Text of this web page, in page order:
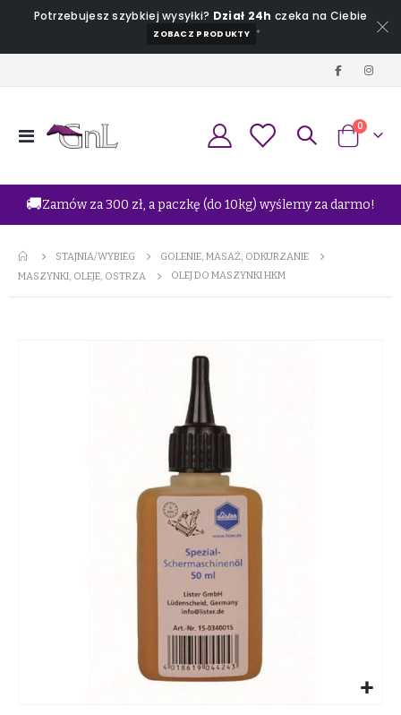
Potrzebujesz szybkiej wysyłki? Dział 24h czeka na Ciebie
ZOBACZ PRODUKTY *
Przełącznik
Koszyk
0
🚚Zamów za 300 zł, a paczkę (do 10kg) wyślemy za darmo!
STAJNIA/WYBIEG
GOLENIE, MASAŻ, ODKURZANIE
MASZYNKI, OLEJE, OSTRZA
OLEJ DO MASZYNKI HKM